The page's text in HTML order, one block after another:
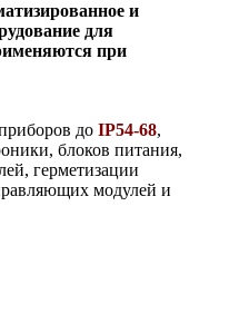
и
для
при
до IP54-68,
блоков питания,
герметизации
модулей и